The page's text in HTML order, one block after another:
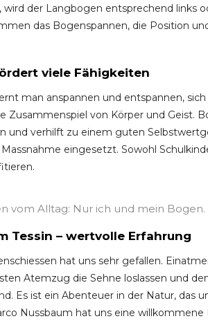
wird der Langbogen entsprechend links
das Bogenspannen, die Position
viele Fähigkeiten
man anspannen und entspannen,
Zusammenspiel von Körper und Geist.
und verhilft zu einem guten
eingesetzt. Sowohl
vom Alltag: Nur ich und mein Bogen.
Tessin – wertvolle Erfahrung
hat uns sehr gefallen.
Atemzug die Sehne loslassen und
Es ist ein Abenteuer in der Natur, das
Nussbaum hat uns eine